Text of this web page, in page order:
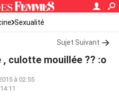
Sexualité
Sujet Suivant
culotte mouillée ?? :o
à 02:55